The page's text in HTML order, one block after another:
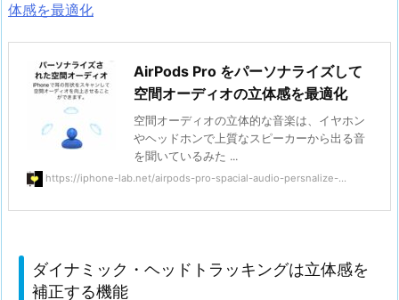
体感を最適化
AirPods Pro をパーソナライズして
空間オーディオの立体感を最適化
空間オーディオの立体的な音楽は、イヤホン
やヘッドホンで上質なスピーカーから出る音
を聞いているみた ...
https://iphone-lab.net/airpods-pro-spacial-audio-persnalize-...
ダイナミック・ヘッドトラッキングは立体感を
補正する機能